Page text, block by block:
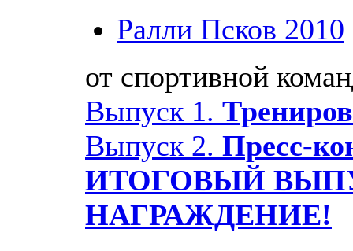
Ралли Псков 2010
от спортивной
Выпуск 1.
Выпуск 2. Пресс-
ИТОГОВЫЙ
НАГРАЖДЕНИЕ!